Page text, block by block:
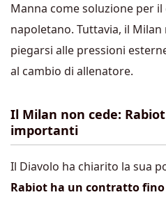
Manna come soluzione per
napoletano. Tuttavia, il
piegarsi alle pressioni
al cambio di allenatore.
Il Milan non cede:
importanti
Il Diavolo ha chiarito la sua
Rabiot ha un contratto fino